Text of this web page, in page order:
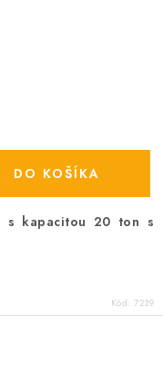
DO KOŠÍKA
s kapacitou 20 ton s
Kód: 7239